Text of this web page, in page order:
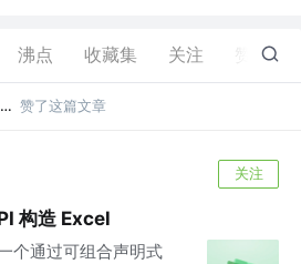
沸点 收藏集 关注 2
冲冲冲冲冲冲冲冲冲冲冲冲冲冲冲 赞了这篇文章
关注
构造 Excel
个通过可组合声明式